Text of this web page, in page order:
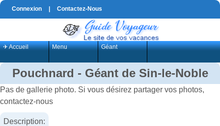
Connexion Contactez-Nous
✈ Accueil Menu Géant
Pouchnard - Géant de Sin-le-Noble
Pas de gallerie photo. Si vous désirez partager vos photos,
contactez-nous
Description: